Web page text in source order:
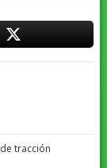
tracción